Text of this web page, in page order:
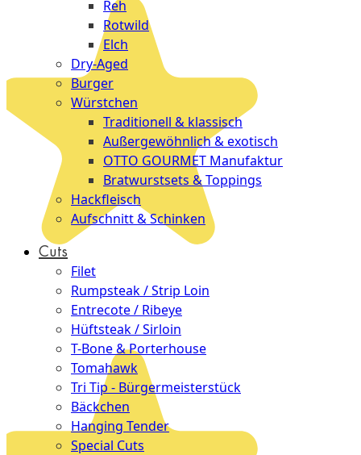
Reh
Rotwild
Elch
Dry-Aged
Burger
Würstchen
Traditionell & klassisch
Außergewöhnlich & exotisch
OTTO GOURMET Manufaktur
Bratwurstsets & Toppings
Hackfleisch
Aufschnitt & Schinken
Cuts
Filet
Rumpsteak / Strip Loin
Entrecote / Ribeye
Hüftsteak / Sirloin
T-Bone & Porterhouse
Tomahawk
Tri Tip - Bürgermeisterstück
Bäckchen
Hanging Tender
Special Cuts